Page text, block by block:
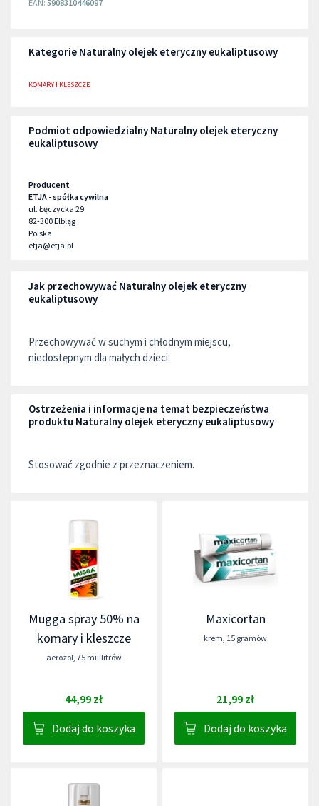
EAN: 5908310446097
Kategorie Naturalny olejek eteryczny eukaliptusowy
KOMARY I KLESZCZE
Podmiot odpowiedzialny Naturalny olejek eteryczny
eukaliptusowy
Producent
ETJA - spółka cywilna
ul. Łęczycka 29
82-300Elbląg
Polska
etja@etja.pl
Jak przechowywać Naturalny olejek eteryczny
eukaliptusowy
Przechowywać w suchym i chłodnym miejscu,
niedostępnym dla małych dzieci.
Ostrzeżenia i informacje na temat bezpieczeństwa
produktu Naturalny olejek eteryczny eukaliptusowy
Stosować zgodnie z przeznaczeniem.
Mugga spray 50% na
komary i kleszcze
aerozol, 75 mililitrów
44,99 zł
Dodaj do koszyka
Maxicortan
krem, 15 gramów
21,99 zł
Dodaj do koszyka